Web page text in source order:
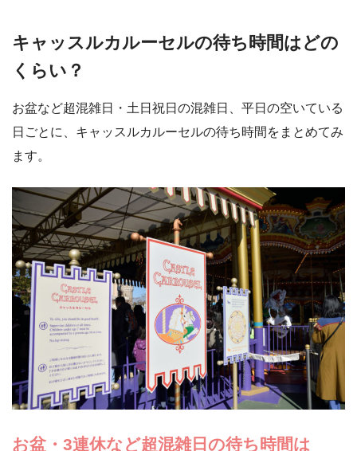
キャッスルカルーセルの待ち時間はどの
くらい？
お盆など超混雑日・土日祝日の混雑日、平日の空いている
日ごとに、キャッスルカルーセルの待ち時間をまとめてみ
ます。
お盆・3連休など超混雑日の待ち時間は